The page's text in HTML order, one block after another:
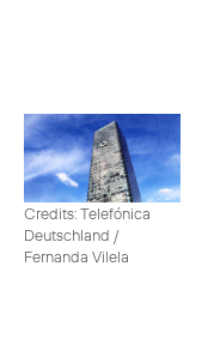
Credits: Telefónica
Deutschland /
Fernanda Vilela